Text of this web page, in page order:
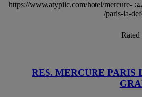
الحجوزات الجماعية: https://www.atypiic.com/hotel/mercure-
paris-la-
Rated
RES. MERCURE PARIS